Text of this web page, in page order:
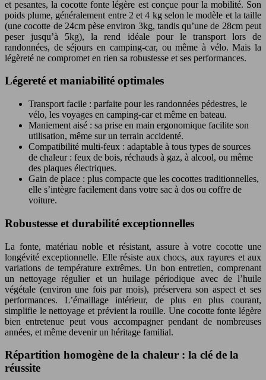
et pesantes, la cocotte fonte légère est conçue pour la mobilité. Son
poids plume, généralement entre 2 et 4 kg selon le modèle et la taille
(une cocotte de 24cm pèse environ 3kg, tandis qu’une de 28cm peut
peser jusqu’à 5kg), la rend idéale pour le transport lors de
randonnées, de séjours en camping-car, ou même à vélo. Mais la
légèreté ne compromet en rien sa robustesse et ses performances.
Légereté et maniabilité optimales
Transport facile : parfaite pour les randonnées pédestres, le
vélo, les voyages en camping-car et même en bateau.
Maniement aisé : sa prise en main ergonomique facilite son
utilisation, même sur un terrain accidenté.
Compatibilité multi-feux : adaptable à tous types de sources
de chaleur : feux de bois, réchauds à gaz, à alcool, ou même
des plaques électriques.
Gain de place : plus compacte que les cocottes traditionnelles,
elle s’intègre facilement dans votre sac à dos ou coffre de
voiture.
Robustesse et durabilité exceptionnelles
La fonte, matériau noble et résistant, assure à votre cocotte une
longévité exceptionnelle. Elle résiste aux chocs, aux rayures et aux
variations de température extrêmes. Un bon entretien, comprenant
un nettoyage régulier et un huilage périodique avec de l’huile
végétale (environ une fois par mois), préservera son aspect et ses
performances. L’émaillage intérieur, de plus en plus courant,
simplifie le nettoyage et prévient la rouille. Une cocotte fonte légère
bien entretenue peut vous accompagner pendant de nombreuses
années, et même devenir un héritage familial.
Répartition homogène de la chaleur : la clé de la
réussite